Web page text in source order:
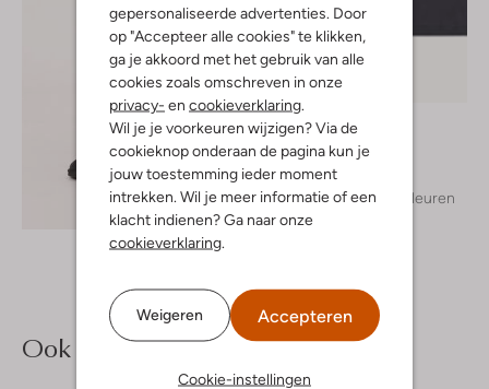
gepersonaliseerde advertenties. Door
op "Accepteer alle cookies" te klikken,
ga je akkoord met het gebruik van alle
cookies zoals omschreven in onze
privacy- en cookieverklaring
Wil je je voorkeuren wijzigen? Via de
cookieknop onderaan de pagina kun je
jouw toestemming ieder moment
intrekken. Wil je meer informatie of een
klacht indienen? Ga naar onze
cookieverklaring
Weigeren Accepteren
Cookie-instellingen
Ontdek de look
Molo
Polo
€ 34,99
+ meer kleuren
Ook iets voor jou?